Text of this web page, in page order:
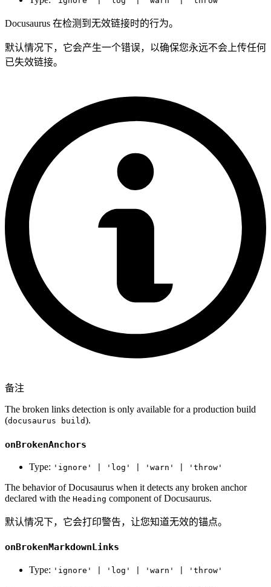
Docusaurus 在检测到无效链接时的行为。
默认情况下，它会产生一个错误，以确保您永远不会上传任何
已失效链接。
备注
The broken links detection is only available for a production build
(docusaurus build).
onBrokenAnchors
Type: 'ignore' | 'log' | 'warn' | 'throw'
The behavior of Docusaurus when it detects any broken anchor
declared with the Heading component of Docusaurus.
默认情况下，它会打印警告，让您知道无效的锚点。
onBrokenMarkdownLinks
Type: 'ignore' | 'log' | 'warn' | 'throw'